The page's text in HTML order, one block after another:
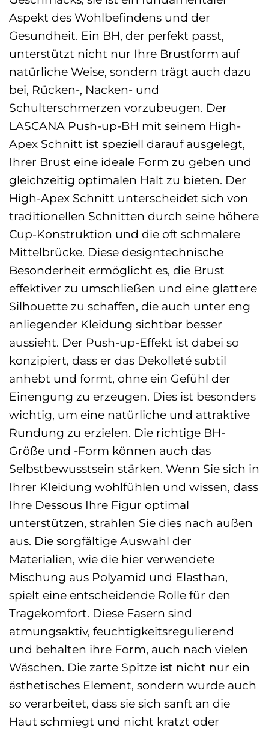
Aspekt des Wohlbefindens und der
Gesundheit. Ein BH, der perfekt passt,
unterstützt nicht nur Ihre Brustform auf
natürliche Weise, sondern trägt auch dazu
bei, Rücken-, Nacken- und
Schulterschmerzen vorzubeugen. Der
LASCANA Push-up-BH mit seinem High-
Apex Schnitt ist speziell darauf ausgelegt,
Ihrer Brust eine ideale Form zu geben und
gleichzeitig optimalen Halt zu bieten. Der
High-Apex Schnitt unterscheidet sich von
traditionellen Schnitten durch seine höhere
Cup-Konstruktion und die oft schmalere
Mittelbrücke. Diese designtechnische
Besonderheit ermöglicht es, die Brust
effektiver zu umschließen und eine glattere
Silhouette zu schaffen, die auch unter eng
anliegender Kleidung sichtbar besser
aussieht. Der Push-up-Effekt ist dabei so
konzipiert, dass er das Dekolleté subtil
anhebt und formt, ohne ein Gefühl der
Einengung zu erzeugen. Dies ist besonders
wichtig, um eine natürliche und attraktive
Rundung zu erzielen. Die richtige BH-
Größe und -Form können auch das
Selbstbewusstsein stärken. Wenn Sie sich in
Ihrer Kleidung wohlfühlen und wissen, dass
Ihre Dessous Ihre Figur optimal
unterstützen, strahlen Sie dies nach außen
aus. Die sorgfältige Auswahl der
Materialien, wie die hier verwendete
Mischung aus Polyamid und Elasthan,
spielt eine entscheidende Rolle für den
Tragekomfort. Diese Fasern sind
atmungsaktiv, feuchtigkeitsregulierend
und behalten ihre Form, auch nach vielen
Wäschen. Die zarte Spitze ist nicht nur ein
ästhetisches Element, sondern wurde auch
so verarbeitet, dass sie sich sanft an die
Haut schmiegt und nicht kratzt oder